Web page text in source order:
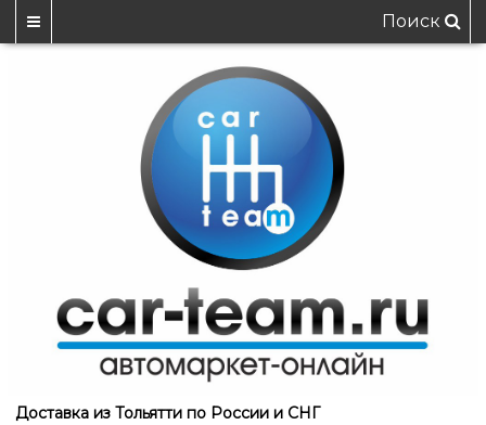
Поиск
Доставка из Тольятти по России и СНГ